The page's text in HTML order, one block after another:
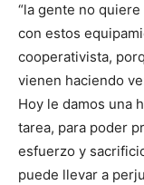
“la gente no
con estos
cooperativista,
vienen haciendo
Hoy le damos una
tarea, para poder
esfuerzo y
puede llevar a